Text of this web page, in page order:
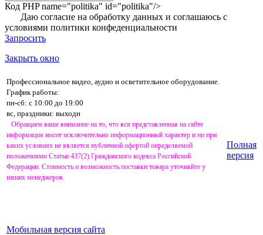
Код PHPname="politika" id="politika"/>
Даю согласие на обработку данных и соглашаюсь с
условиями политики конфеденциальности
Запросить
Закрыть окно
Профессиональное видео, аудио и осветительное оборудование.
График работы:
пн-сб: с 10:00 до 19:00
вс, праздники: выходн
Обращаем ваше внимание на то, что вся представленная на сайте
информация носит исключительно информационный характер и ни при
каких условиях не является публичной офертой определяемой
положениями Статьи 437(2) Гражданского кодекса Российской
Федерации. Стоимость и возможность поставки товара уточняйте у
наших менеджеров.
Мобильная версия сайта
Полная
версия